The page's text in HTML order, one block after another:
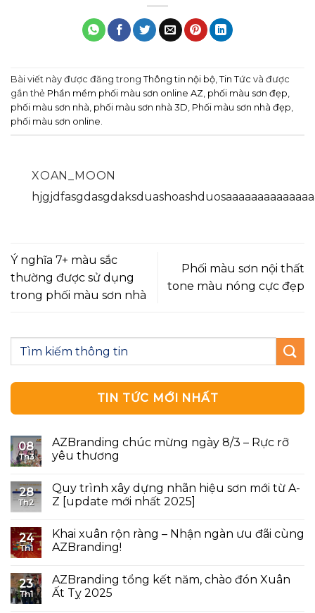
Bài viết này được đăng trong Thông tin nội bộ, Tin Tức và được
gắn thẻ Phần mềm phối màu sơn online AZ, phối màu sơn đẹp,
phối màu sơn nhà, phối màu sơn nhà 3D, Phối màu sơn nhà đẹp,
phối màu sơn online.
XOAN_MOON
Ý nghĩa 7+ màu sắc
thường được sử dụng
trong phối màu sơn nhà
Phối màu sơn nội thất
tone màu nóng cực đẹp
TIN TỨC MỚI NHẤT
08
Th3
AZBranding chúc mừng ngày 8/3 – Rực rỡ
yêu thương
28
Th2
Quy trình xây dựng nhãn hiệu sơn mới từ A-
Z [update mới nhất 2025]
24
Th1
Khai xuân rộn ràng – Nhận ngàn ưu đãi cùng
AZBranding!
23
Th1
AZBranding tổng kết năm, chào đón Xuân
Ất Tỵ 2025